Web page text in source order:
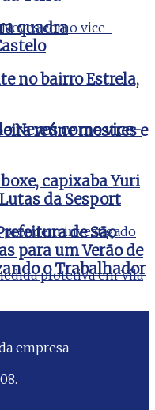
Neves como vice-
prendem
quadra
no bairro Estrela,
reúne mestres e
capixaba Yuri
da Sesport
de São
para um Verão de
o Trabalhador
empresa